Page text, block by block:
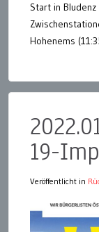
Start in
Hohenems
19-
Veröffentlicht in